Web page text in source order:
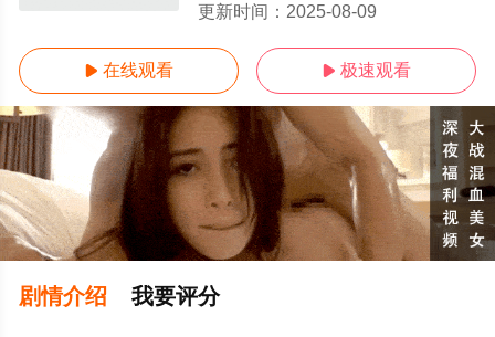
更新时间： 2025-08-09
 在线观看  极速观看
剧情介绍 我要评分